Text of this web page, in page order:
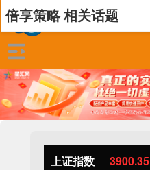
上证指数 3900.35
倍享策略 相关话题